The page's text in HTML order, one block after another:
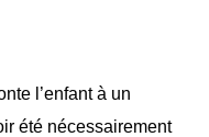
l’enfant à un
été nécessairement